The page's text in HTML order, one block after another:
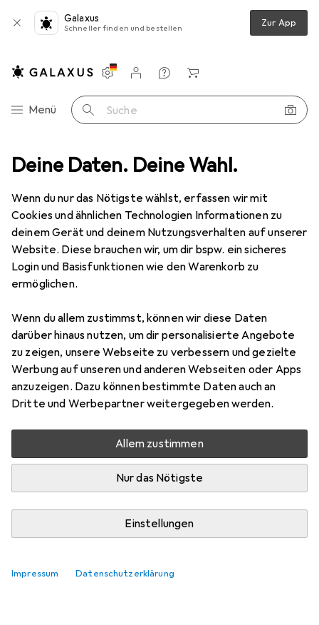
Deine Daten. Deine Wahl.
Wenn du nur das Nötigste wählst, erfassen wir mit
Cookies und ähnlichen Technologien Informationen zu
deinem Gerät und deinem Nutzungsverhalten auf unserer
Website. Diese brauchen wir, um dir bspw. ein sicheres
Login und Basisfunktionen wie den Warenkorb zu
ermöglichen.
Wenn du allem zustimmst, können wir diese Daten
darüber hinaus nutzen, um dir personalisierte Angebote
zu zeigen, unsere Webseite zu verbessern und gezielte
Werbung auf unseren und anderen Webseiten oder Apps
anzuzeigen. Dazu können bestimmte Daten auch an
Dritte und Werbepartner weitergegeben werden.
Allem zustimmen
Nur das Nötigste
Einstellungen
Impressum Datenschutzerklärung
Galaxus
Schneller finden und bestellen Zur App
Navigation nach Kategorien
Menü Suche
Einstellungen
Kundenkonto
Vergleichslisten
Merklisten
Warenkorb
Sport Weitere Sportarten Präzisionssport
Boule Spiel· Boccia-Set
Produkte Forum